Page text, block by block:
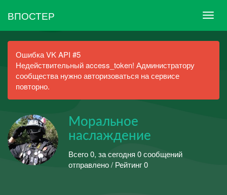
ВПОСТЕР
Ошибка VK API #5
Недействительный access_token! Администратору
сообщества нужно авторизоваться на сервисе
повторно.
Моральное
наслаждение
Всего 0, за сегодня 0 сообщений
отправлено / Рейтинг 0